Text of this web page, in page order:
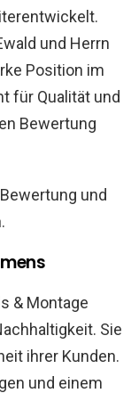
und Herrn
Position im
für Qualität und
Bewertung
und
& Montage
Sie
ihrer Kunden.
und einem